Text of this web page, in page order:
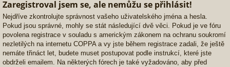
Zaregistroval jsem se, ale nemůžu se přihlásit!
Nejdříve zkontrolujte správnost vašeho uživatelského jména a hesla.
Pokud jsou správné, mohly se stát následující dvě věci. Pokud je ve fóru
povolena registrace v souladu s americkým zákonem na ochranu soukromí
nezletilých na internetu COPPA a vy jste během registrace zadali, že ještě
nemáte třináct let, budete muset postupovat podle instrukcí, které jste
obdrželi emailem. Na některých fórech je také vyžadováno, aby před